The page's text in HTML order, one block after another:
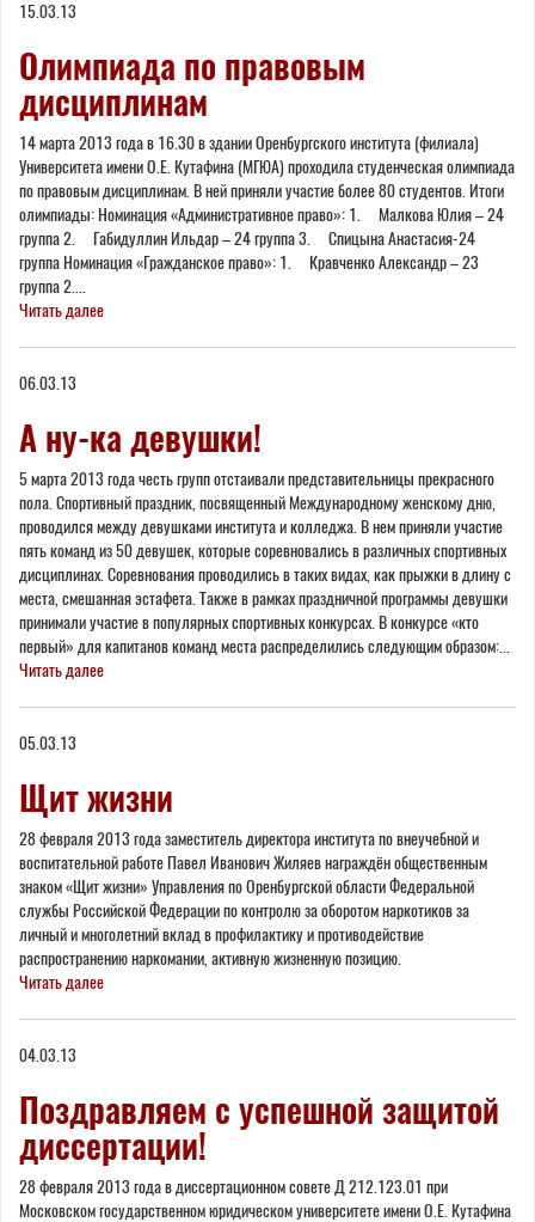
15.03.13
Олимпиада по правовым
дисциплинам
14 марта 2013 года в 16.30 в здании Оренбургского института (филиала)
Университета имени О.Е. Кутафина (МГЮА) проходила студенческая олимпиада
по правовым дисциплинам. В ней приняли участие более 80 студентов. Итоги
олимпиады: Номинация «Административное право»: 1. Малкова Юлия – 24
группа 2. Габидуллин Ильдар – 24 группа 3. Спицына Анастасия-24
группа Номинация «Гражданское право»: 1. Кравченко Александр – 23
группа 2....
Читать далее
06.03.13
А ну-ка девушки!
5 марта 2013 года честь групп отстаивали представительницы прекрасного
пола. Спортивный праздник, посвященный Международному женскому дню,
проводился между девушками института и колледжа. В нем приняли участие
пять команд из 50 девушек, которые соревновались в различных спортивных
дисциплинах. Соревнования проводились в таких видах, как прыжки в длину с
места, смешанная эстафета. Также в рамках праздничной программы девушки
принимали участие в популярных спортивных конкурсах. В конкурсе «кто
первый» для капитанов команд места распределились следующим образом:...
Читать далее
05.03.13
Щит жизни
28 февраля 2013 года заместитель директора института по внеучебной и
воспитательной работе Павел Иванович Жиляев награждён общественным
знаком «Щит жизни» Управления по Оренбургской области Федеральной
службы Российской Федерации по контролю за оборотом наркотиков за
личный и многолетний вклад в профилактику и противодействие
распространению наркомании, активную жизненную позицию.
Читать далее
04.03.13
Поздравляем с успешной защитой
диссертации!
28 февраля 2013 года в диссертационном совете Д 212.123.01 при
Московском государственном юридическом университете имени О.Е. Кутафина